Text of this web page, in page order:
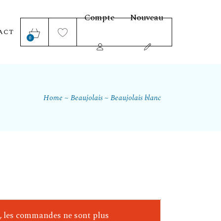
0
Compte Nouveau
Home Beaujolais Beaujolais blanc
commandes ne sont plus